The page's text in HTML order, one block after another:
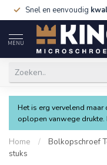
Snel en eenvoudig
MENU
Het is erg vervelend maar
oplopen vanwege drukte.
Home /
Bolkopschroef
stuks